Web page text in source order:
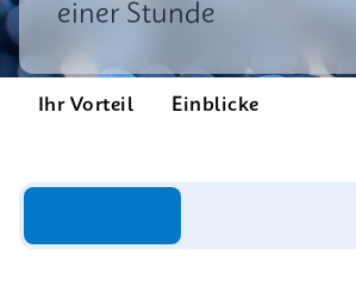
einer Stunde
Ihr Vorteil Einblicke